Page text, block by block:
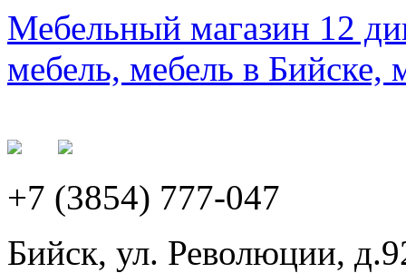
Мебельный магазин 12
мебель, мебель в Бийске,
+7 (3854) 777-047
Бийск, ул. Революции,